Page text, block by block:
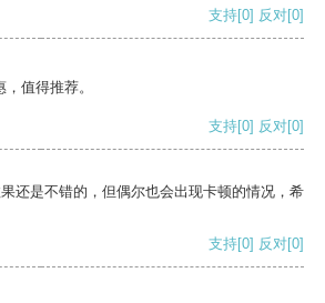
支持[0] 反对[0]
值得推荐。
支持[0] 反对[0]
还是不错的，但偶尔也会出现卡顿的情况，希
支持[0] 反对[0]